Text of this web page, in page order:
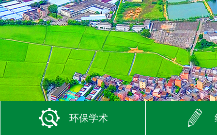
环保学术